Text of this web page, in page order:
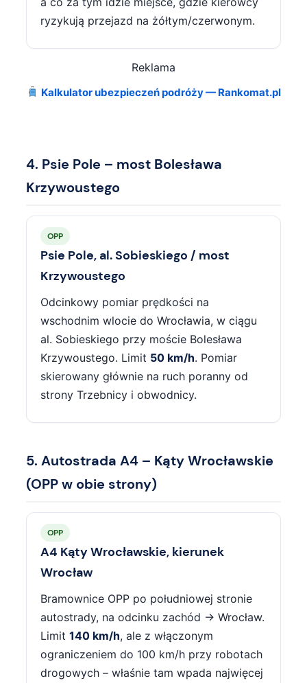
ryzykują przejazd na żółtym/czerwonym.
Reklama
Kalkulator ubezpieczeń podróży — Rankomat.pl
4. Psie Pole – most Bolesława
Krzywoustego
OPP
Psie Pole, al. Sobieskiego / most
Krzywoustego
Odcinkowy pomiar prędkości na
wschodnim wlocie do Wrocławia, w ciągu
al. Sobieskiego przy moście Bolesława
Krzywoustego. Limit 50 km/h. Pomiar
skierowany głównie na ruch poranny od
strony Trzebnicy i obwodnicy.
5. Autostrada A4 – Kąty Wrocławskie
(OPP w obie strony)
OPP
A4 Kąty Wrocławskie, kierunek
Wrocław
Bramownice OPP po południowej stronie
autostrady, na odcinku zachód → Wrocław.
Limit 140 km/h, ale z włączonym
ograniczeniem do 100 km/h przy robotach
drogowych – właśnie tam wpada najwięcej